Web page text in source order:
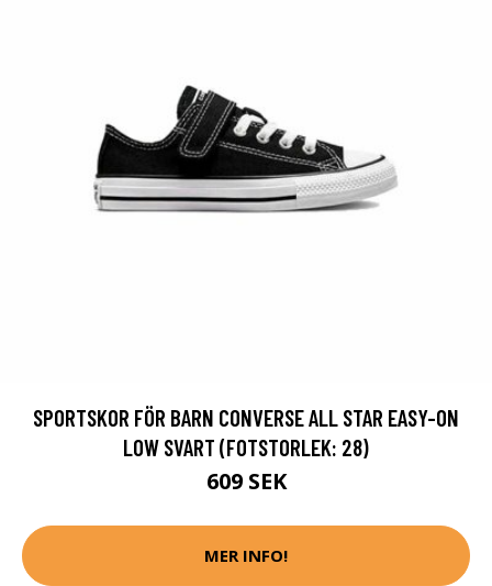
SPORTSKOR FÖR BARN CONVERSE ALL STAR EASY-ON
LOW SVART (FOTSTORLEK: 28)
609 SEK
MER INFO!